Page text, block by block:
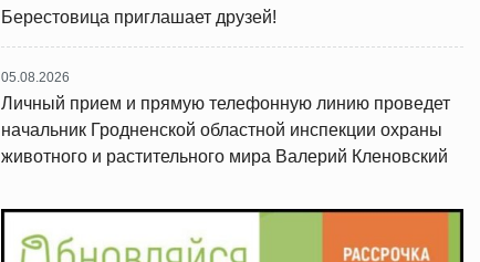
Берестовица приглашает друзей!
05.08.2026
Личный прием и прямую телефонную линию проведет
начальник Гродненской областной инспекции охраны
животного и растительного мира Валерий Кленовский